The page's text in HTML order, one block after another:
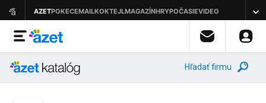
Hľadať firmu